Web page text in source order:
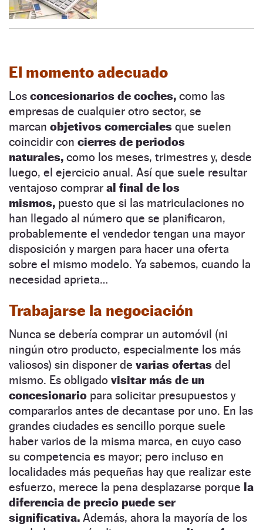
El momento adecuado
Los concesionarios de coches, como las
empresas de cualquier otro sector, se
marcan objetivos comerciales que suelen
coincidir con cierres de periodos
naturales, como los meses, trimestres y, desde
luego, el ejercicio anual. Así que suele resultar
ventajoso comprar al final de los
mismos, puesto que si las matriculaciones no
han llegado al número que se planificaron,
probablemente el vendedor tengan una mayor
disposición y margen para hacer una oferta
sobre el mismo modelo. Ya sabemos, cuando la
necesidad aprieta…
Trabajarse la negociación
Nunca se debería comprar un automóvil (ni
ningún otro producto, especialmente los más
valiosos) sin disponer de varias ofertas del
mismo. Es obligado visitar más de un
concesionario para solicitar presupuestos y
compararlos antes de decantase por uno. En las
grandes ciudades es sencillo porque suele
haber varios de la misma marca, en cuyo caso
su competencia es mayor; pero incluso en
localidades más pequeñas hay que realizar este
esfuerzo, merece la pena desplazarse porque la
diferencia de precio puede ser
significativa. Además, ahora la mayoría de los